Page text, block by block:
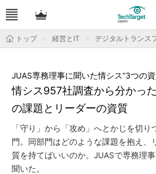
トップ 経営とIT デジタルトランス
情シス957社調査から分かっ
の課題とリーダーの資質
JUAS専務理事に聞いた情シス”3つの資
「守り」から「攻め」へとかじを切
門。同部門はどのような課題を抱え、
質を持てばいいのか。JUASで専務理
聞いた。